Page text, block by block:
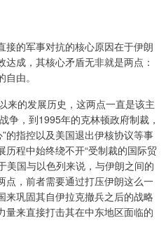
的军事对抗的核心原因在于伊朗
成，其核心矛盾无非就是两点：
由。
的发展历史，这两点一直是该主
争，到1995年的克林顿政府制裁，
的指控以及美国退出伊核协议等事
程中始终绕不开“受制裁的国际贸
美国与以色列来说，与伊朗之间的
点，前者需要通过打压伊朗这么一
来巩固其自伊拉克撤兵之后的战略
量来直接打击其在中东地区面临的